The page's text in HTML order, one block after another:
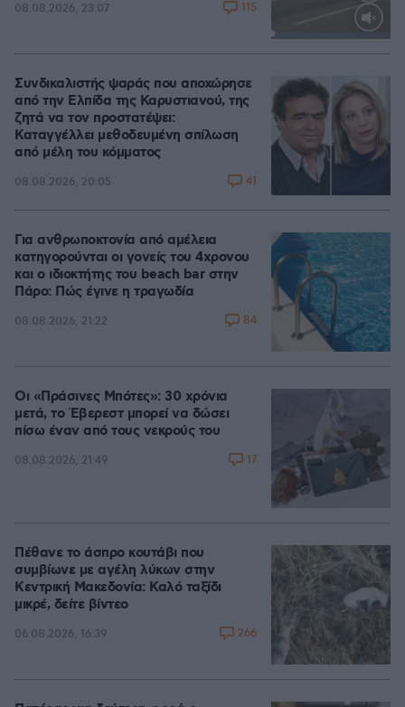
Loaded:
08.08.2026, 23:07 115
Συνδικαλιστής ψαράς που αποχώρησε
από την Ελπίδα της Καρυστιανού, της
ζητά να τον προστατέψει:
Καταγγέλλει μεθοδευμένη σπίλωση
από μέλη του κόμματος
08.08.2026, 20:05 41
Για ανθρωποκτονία από αμέλεια
κατηγορούνται οι γονείς του 4χρονου
και ο ιδιοκτήτης του beach bar στην
Πάρο: Πώς έγινε η τραγωδία
08.08.2026, 21:22 84
Οι «Πράσινες Μπότες»: 30 χρόνια
μετά, το Έβερεστ μπορεί να δώσει
πίσω έναν από τους νεκρούς του
08.08.2026, 21:49 17
Πέθανε το άσπρο κουτάβι που
συμβίωνε με αγέλη λύκων στην
Κεντρική Μακεδονία: Καλό ταξίδι
μικρέ, δείτε βίντεο
06.08.2026, 16:39 266